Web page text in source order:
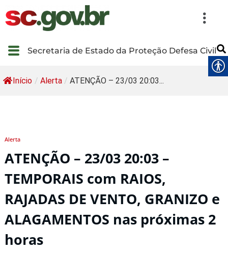
Secretaria de Estado da Proteção Defesa Civil
Início / Alerta / ATENÇÃO – 23/03 20:03...
Alerta
ATENÇÃO – 23/03 20:03 –
TEMPORAIS com RAIOS,
RAJADAS DE VENTO, GRANIZO e
ALAGAMENTOS nas próximas 2
horas